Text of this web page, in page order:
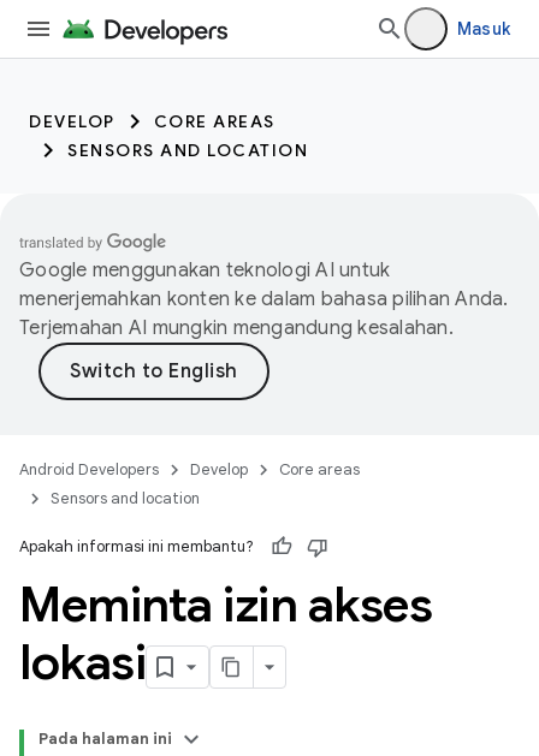
Masuk
DEVELOP
CORE AREAS
SENSORS AND LOCATION
Google menggunakan teknologi AI untuk
menerjemahkan konten ke dalam bahasa pilihan Anda.
Terjemahan AI mungkin mengandung kesalahan.
Android Developers Develop
Core areas
Sensors and location
Apakah informasi ini membantu?
Meminta izin akses
lokasi
Pada halaman ini